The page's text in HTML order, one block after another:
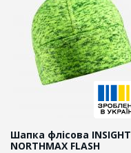
Шапка флісова INSIGHT
NORTHMAX FLASH